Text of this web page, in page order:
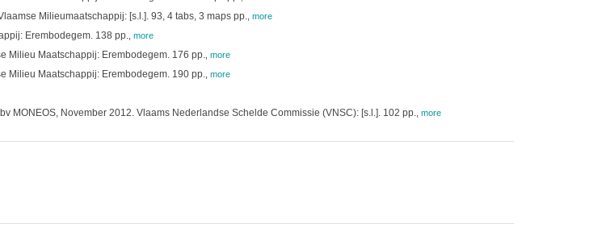
Milieumaatschappij: [s.l.]. 93, 4 tabs, 3 maps pp. more
Erembodegem. 138 pp. more
Milieu Maatschappij: Erembodegem. 176 pp. more
Milieu Maatschappij: Erembodegem. 190 pp. more
MONEOS, November 2012. Vlaams Nederlandse Schelde Commissie (VNSC): [s.l.]. 102 pp. more